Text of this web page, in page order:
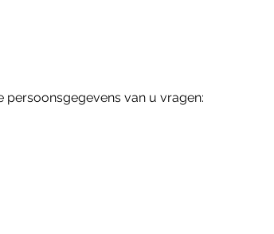
van u vragen: